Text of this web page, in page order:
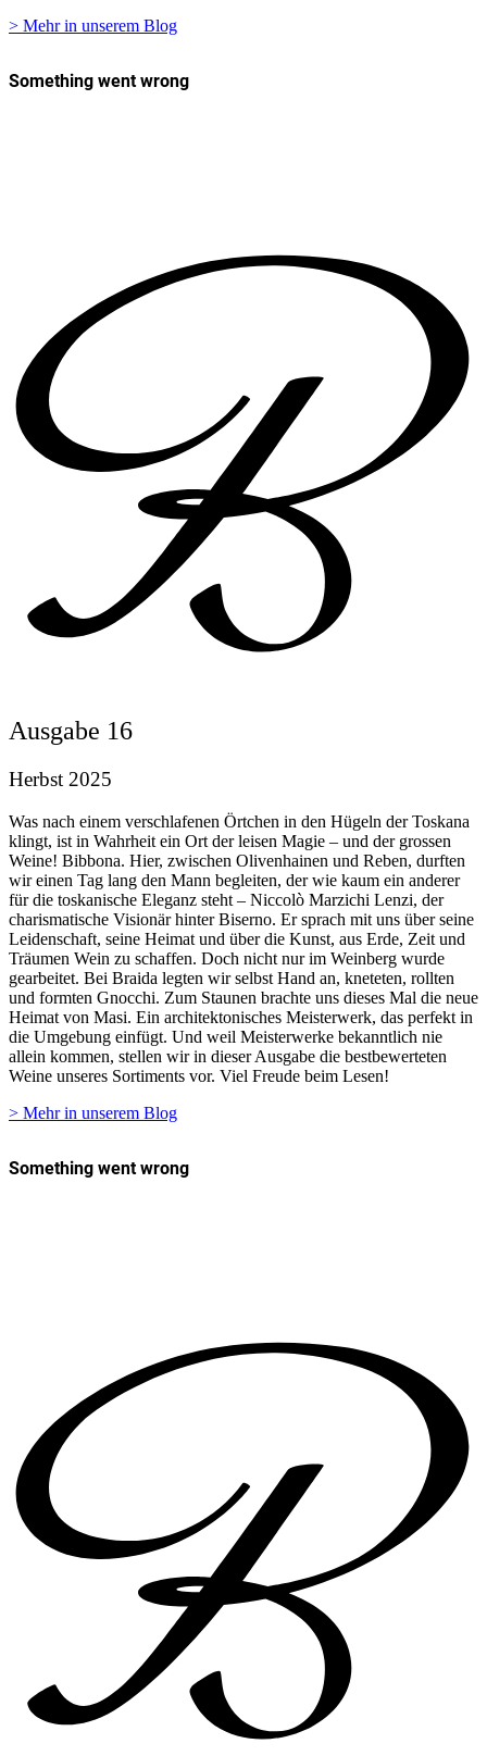
> Mehr in unserem Blog
Ausgabe 16
Herbst 2025
Was nach einem verschlafenen Örtchen in den Hügeln der Toskana
klingt, ist in Wahrheit ein Ort der leisen Magie – und der grossen
Weine! Bibbona. Hier, zwischen Olivenhainen und Reben, durften
wir einen Tag lang den Mann begleiten, der wie kaum ein anderer
für die toskanische Eleganz steht – Niccolò Marzichi Lenzi, der
charismatische Visionär hinter Biserno. Er sprach mit uns über seine
Leidenschaft, seine Heimat und über die Kunst, aus Erde, Zeit und
Träumen Wein zu schaffen. Doch nicht nur im Weinberg wurde
gearbeitet. Bei Braida legten wir selbst Hand an, kneteten, rollten
und formten Gnocchi. Zum Staunen brachte uns dieses Mal die neue
Heimat von Masi. Ein architektonisches Meisterwerk, das perfekt in
die Umgebung einfügt. Und weil Meisterwerke bekanntlich nie
allein kommen, stellen wir in dieser Ausgabe die bestbewerteten
Weine unseres Sortiments vor. Viel Freude beim Lesen!
> Mehr in unserem Blog